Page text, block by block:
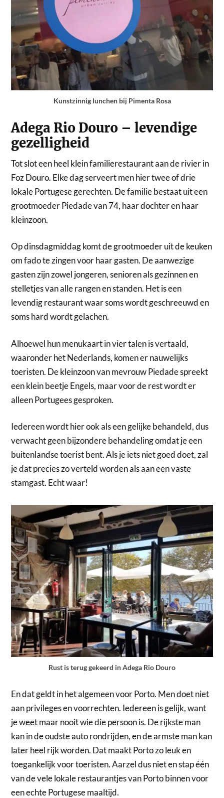
Kunstzinnig lunchen bij Pimenta Rosa
Adega Rio Douro – levendige
gezelligheid
Tot slot een heel klein familierestaurant aan de rivier in
Foz Douro. Elke dag serveert men hier twee of drie
lokale Portugese gerechten. De familie bestaat uit een
grootmoeder Piedade van 74, haar dochter en haar
kleinzoon.
Op dinsdagmiddag komt de grootmoeder uit de keuken
om fado te zingen voor haar gasten. De aanwezige
gasten zijn zowel jongeren, senioren als gezinnen en
stelletjes van alle rangen en standen. Het is een
levendig restaurant waar soms wordt geschreeuwd en
soms hard wordt gelachen.
Alhoewel hun menukaart in vier talen is vertaald,
waaronder het Nederlands, komen er nauwelijks
toeristen. De kleinzoon van mevrouw Piedade spreekt
een klein beetje Engels, maar voor de rest wordt er
alleen Portugees gesproken.
Iedereen wordt hier ook als een gelijke behandeld, dus
verwacht geen bijzondere behandeling omdat je een
buitenlandse toerist bent. Als je iets niet goed doet, zal
je dat precies zo verteld worden als aan een vaste
stamgast. Echt waar!
Rust is terug gekeerd in Adega Rio Douro
En dat geldt in het algemeen voor Porto. Men doet niet
aan privileges en voorrechten. Iedereen is gelijk, want
je weet maar nooit wie die persoon is. De rijkste man
kan in de oudste auto rondrijden, en de armste man kan
later heel rijk worden. Dat maakt Porto zo leuk en
toegankelijk voor toeristen. Aarzel dus niet en stap één
van de vele lokale restaurantjes van Porto binnen voor
een echte Portugese maaltijd.